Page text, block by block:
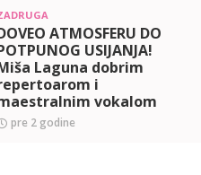
ATMOSFERU DO
USIJANJA!
Laguna dobrim
i
vokalom
učesnike
'Elite!' (VIDEO)
pre 2 godine